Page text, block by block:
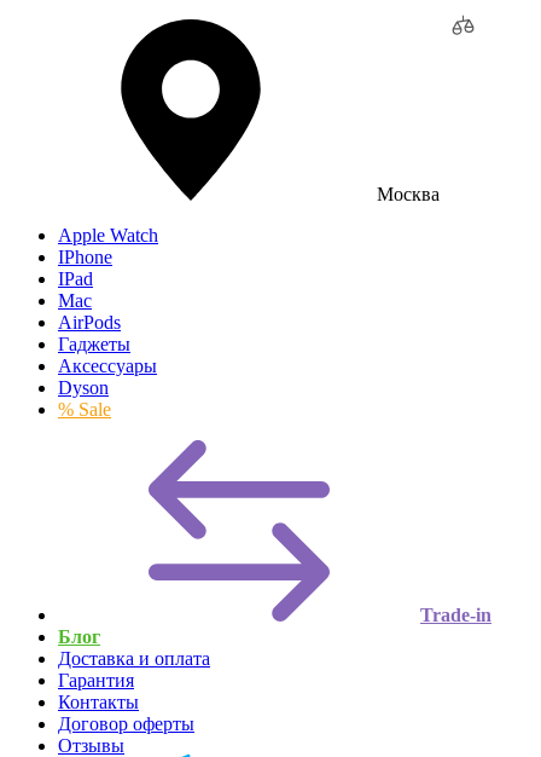
Москва
Apple Watch
IPhone
IPad
Mac
AirPods
Гаджеты
Аксессуары
Dyson
% Sale
Trade-in
Блог
Доставка и оплата
Гарантия
Контакты
Договор оферты
Отзывы